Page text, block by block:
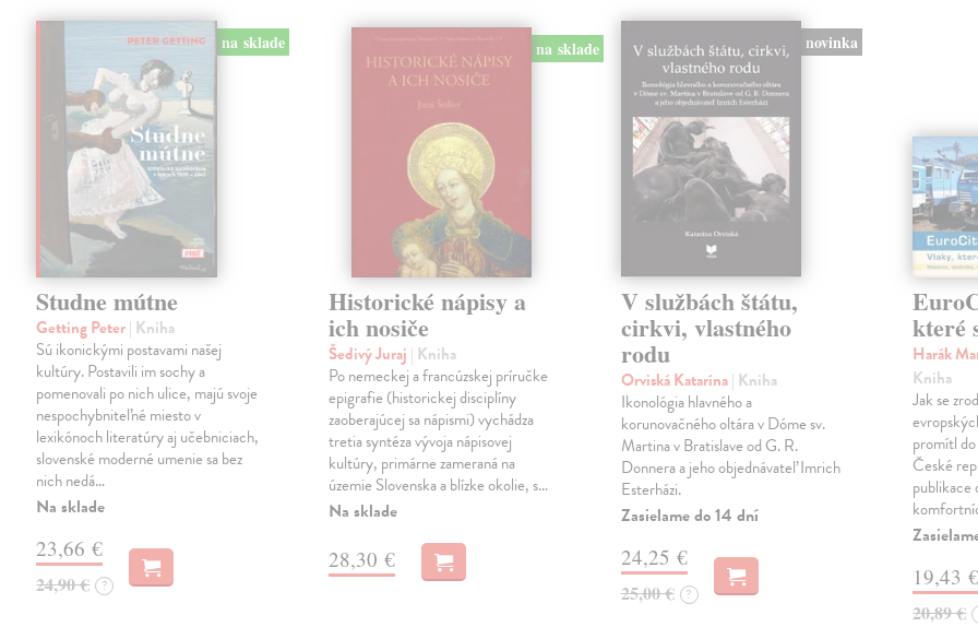
na sklade
Studne mútne
Getting Peter| Kniha
Sú ikonickými postavami našej
kultúry. Postavili im sochy a
pomenovali po nich ulice, majú svoje
nespochybniteľné miesto v
lexikónoch literatúry aj učebniciach,
slovenské moderné umenie sa bez
nich nedá…
Na sklade
23,66 €
24,90 € ?
na sklade
Historické nápisy a
ich nosiče
Šedivý Juraj | Kniha
Po nemeckej a francúzskej príručke
epigrafie (historickej disciplíny
zaoberajúcej sa nápismi) vychádza
tretia syntéza vývoja nápisovej
kultúry, primárne zameraná na
územie Slovenska a blízke okolie, s…
Na sklade
28,30 €
novinka
V službách štátu,
cirkvi, vlastného
rodu
Orviská Katarína| Kniha
Ikonológia hlavného a
korunovačného oltára v Dóme sv.
Martina v Bratislave od G. R.
Donnera a jeho objednávateľ Imrich
Esterházi.
Zasielame do 14 dní
24,25 €
25,00 € ?
které
Harák
Kniha
Jak se
promítl
České
publikace
19,43 €
20,89 €